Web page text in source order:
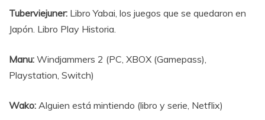
Tuberviejuner: Libro Yabai, los juegos que se quedaron en
Japón. Libro Play Historia.
Manu: Windjammers 2 (PC, XBOX (Gamepass),
Playstation, Switch)
Wako: Alguien está mintiendo (libro y serie, Netflix)